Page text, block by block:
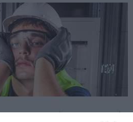
contre la proposition de